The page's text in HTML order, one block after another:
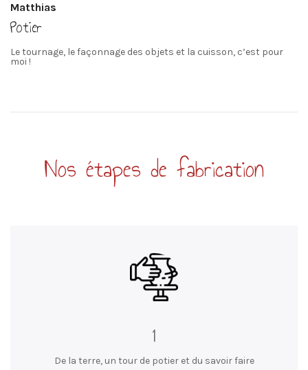
Matthias
Potier
Le tournage, le façonnage des objets et la cuisson, c’est pour
moi !
Nos étapes de fabrication
1
De la terre, un tour de potier et du savoir faire